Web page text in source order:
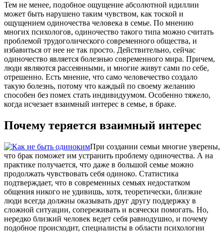
Тем не менее, подобное ощущение абсолютной идиллии
может быть нарушено таким чувством, как тоской и
ощущением одиночества человека в семье. По мнению
многих психологов, одиночество такого типа можно считать
проблемой трудоголического современного общества, и
избавиться от нее не так просто. Действительно, сейчас
одиночество является болезнью современного мира. Причем,
люди являются рассеянными, и многие живут сами по себе,
отрешенно. Есть мнение, что само человечество создало
такую болезнь, потому что каждый по своему желанию
способен без помех стать индивидуумом. Особенно тяжело,
когда исчезает взаимный интерес в семье, в браке.
Почему теряется взаимный интерес
При создании семьи многие уверены,
что брак поможет им устранить проблему одиночества. А на
практике получается, что даже в большой семье можно
продолжать чувствовать себя одиноко. Статистика
подтверждает, что в современных семьях недостатком
общения никого не удивишь, хотя, теоретически, близкие
люди всегда должны оказывать друг другу поддержку в
сложной ситуации, сопереживать и всячески помогать. Но,
нередко близкий человек ведет себя равнодушно, и почему
подобное происходит, специалисты в области психологии